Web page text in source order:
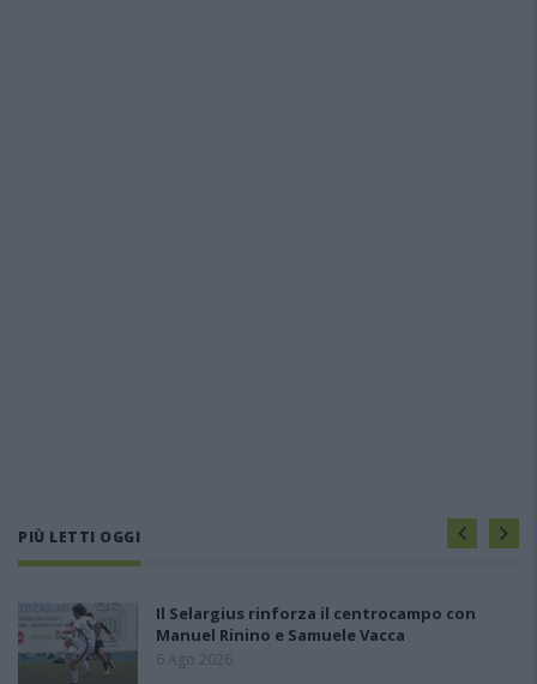
PIÙ LETTI OGGI
Il Selargius rinforza il centrocampo con
Manuel Rinino e Samuele Vacca
6 Ago 2026